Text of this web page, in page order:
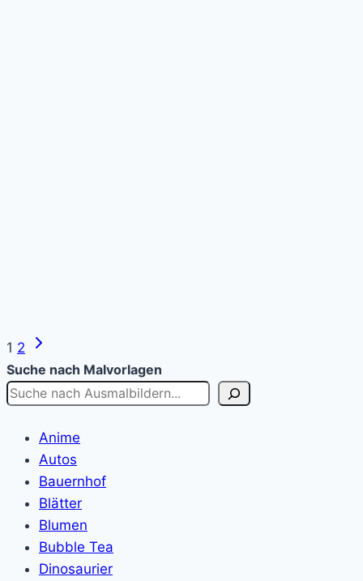
Page
navigation
1 2
Next
Page
Suche nach Malvorlagen
Anime
Autos
Bauernhof
Blätter
Blumen
Bubble Tea
Dinosaurier